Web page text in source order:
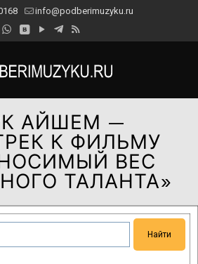
info@podberimuzyku.ru
АЙШЕМ —
К ФИЛЬМУ
ВЕС
ТАЛАНТА»